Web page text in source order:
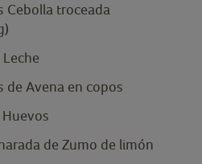
Cebolla troceada
Leche
de Avena en copos
Huevos
de Zumo de limón